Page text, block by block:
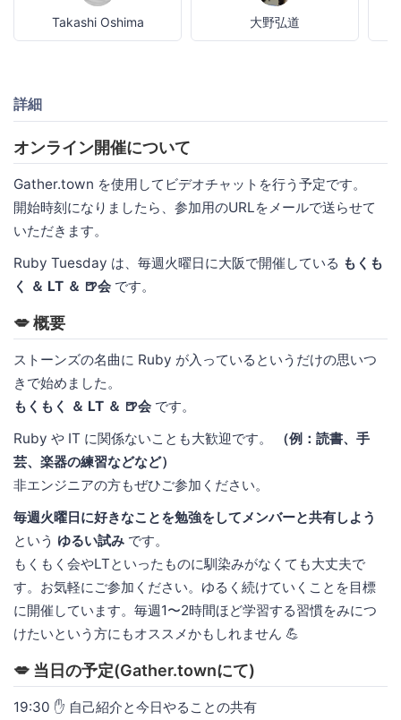
Takashi Oshima 大野弘道
詳細
オンライン開催について
Gather.town を使用してビデオチャットを行う予定です。
開始時刻になりましたら、参加用のURLをメールで送らせて
いただきます。
Ruby Tuesday は、毎週火曜日に大阪で開催している もくも
く ＆ LT ＆ 🍺会 です。
💋 概要
ストーンズの名曲に Ruby が入っているというだけの思いつ
きで始めました。
もくもく ＆ LT ＆ 🍺会 です。
Ruby や IT に関係ないことも大歓迎です。
（例：読書、手
芸、楽器の練習などなど）
非エンジニアの方もぜひご参加ください。
毎週火曜日に好きなことを勉強をしてメンバーと共有しよう
という ゆるい試み です。
もくもく会やLTといったものに馴染みがなくても大丈夫で
す。お気軽にご参加ください。ゆるく続けていくことを目標
に開催しています。毎週1〜2時間ほど学習する習慣をみにつ
けたいという方にもオススメかもしれません 💪
💋 当日の予定(Gather.townにて)
19:30 ✋ 自己紹介と今日やることの共有